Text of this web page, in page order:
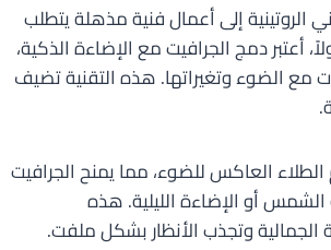
الروتينية إلى أعمال فنية مذهلة يتطلب
أعتبر دمج الجرافيت مع الإضاءة الذكية،
مع الضوء وتغيراتها. هذه التقنية تضيف
الطلاء العاكس للضوء، مما يمنح الجرافيت
أو الإضاءة الليلية. هذه
الجمالية وتجذب الأنظار بشكل ملفت.